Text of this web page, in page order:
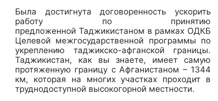
Была достигнута договоренность ускорить
работу по принятию
предложенной Таджикистаном в рамках ОДКБ
Целевой межгосударственной программы по
укреплению таджикско-афганской границы.
Таджикистан, как вы знаете, имеет самую
протяженную границу с Афганистаном – 1344
км, которая на многих участках проходит в
труднодоступной высокогорной местности.